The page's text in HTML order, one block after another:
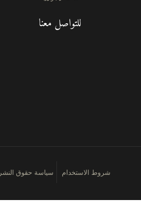
للتواصل معنا
شروط الاستخدام سياسة حقوق النشر